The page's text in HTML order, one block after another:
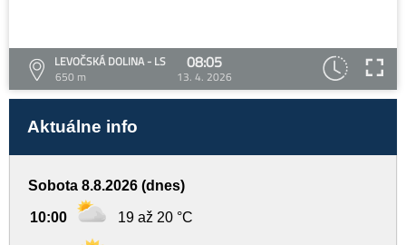
LEVOČSKÁ DOLINA - LS
650 m
08:05
13. 4. 2026
Aktuálne info
Sobota 8.8.2026 (dnes)
10:00 19 až 20 °C